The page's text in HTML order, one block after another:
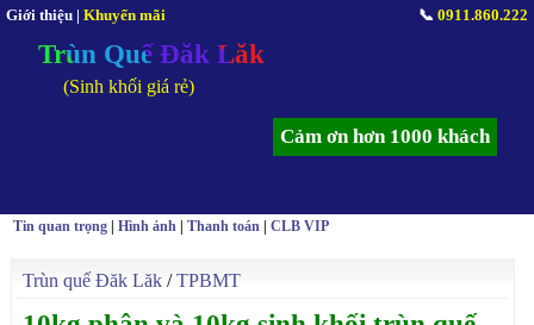
Giới thiệu | Khuyến mãi 📞 0911.860.222
Trùn Quế Đăk Lăk
(Sinh khối giá rẻ)
Cảm ơn hơn 1000 khách
Tin quan trọng |Hình ảnh |Thanh toán |CLB VIP
Trùn quế Đăk Lăk /TPBMT